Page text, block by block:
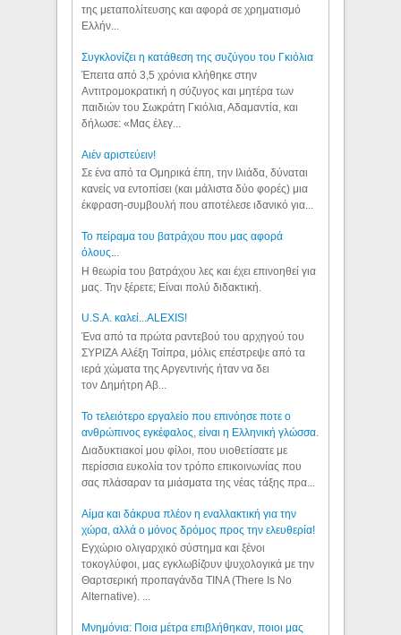
της μεταπολίτευσης και αφορά σε χρηματισμό
Ελλήν...
Συγκλονίζει η κατάθεση της συζύγου του Γκιόλια
Έπειτα από 3,5 χρόνια κλήθηκε στην
Αντιτρομοκρατική η σύζυγος και μητέρα των
παιδιών του Σωκράτη Γκιόλια, Αδαμαντία, και
δήλωσε: «Μας έλεγ...
Aιέν αριστεύειν!
Σε ένα από τα Ομηρικά έπη, την Ιλιάδα, δύναται
κανείς να εντοπίσει (και μάλιστα δύο φορές) μια
έκφραση-συμβουλή που αποτέλεσε ιδανικό για...
Το πείραμα του βατράχου που μας αφορά
όλους...
Η θεωρία του βατράχου λες και έχει επινοηθεί για
μας. Την ξέρετε; Είναι πολύ διδακτική.
U.S.A. καλεί...ALEXIS!
Ένα από τα πρώτα ραντεβού του αρχηγού του
ΣΥΡΙΖΑ Αλέξη Τσίπρα, μόλις επέστρεψε από τα
ιερά χώματα της Αργεντινής ήταν να δει
τον Δημήτρη Αβ...
Το τελειότερο εργαλείο που επινόησε ποτε ο
ανθρώπινος εγκέφαλος, είναι η Ελληνική γλώσσα.
Διαδυκτιακοί μου φίλοι, που υιοθετίσατε με
περίσσια ευκολία τον τρόπο επικοινωνίας που
σας πλάσαραν τα μιάσματα της νέας τάξης πρα...
Αίμα και δάκρυα πλέον η εναλλακτική για την
χώρα, αλλά ο μόνος δρόμος προς την ελευθερία!
Εγχώριο ολιγαρχικό σύστημα και ξένοι
τοκογλύφοι, μας εγκλωβίζουν ψυχολογικά με την
Θαρτσερική προπαγάνδα TINA (There Is No
Alternative). ...
Μνημόνια: Ποια μέτρα επιβλήθηκαν, ποιοι μας